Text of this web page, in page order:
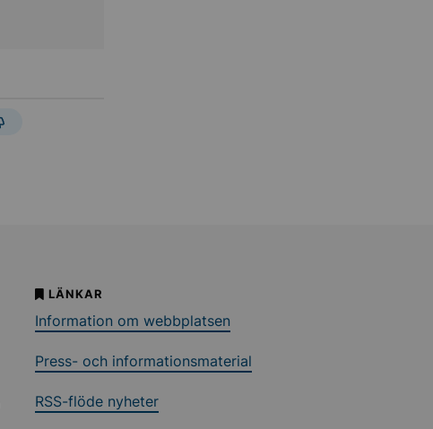
LÄNKAR
Information om webbplatsen
Press- och informationsmaterial
RSS-flöde nyheter